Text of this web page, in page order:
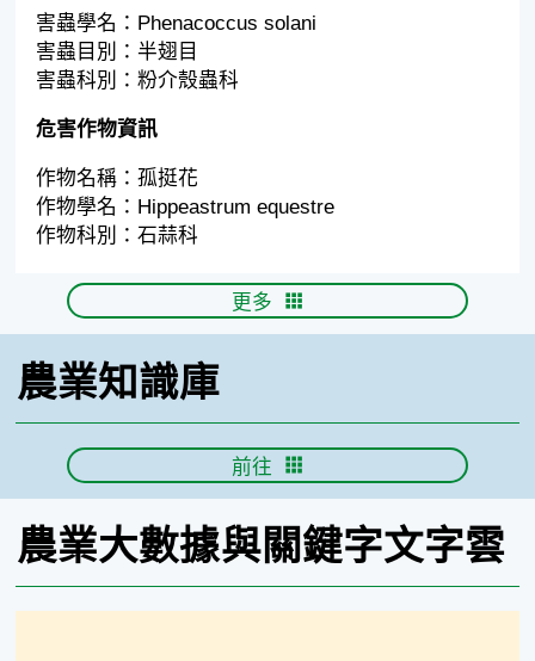
害蟲學名：Phenacoccus solani
害蟲目別：半翅目
害蟲科別：粉介殼蟲科
危害作物資訊
作物名稱：孤挺花
作物學名：Hippeastrum equestre
作物科別：石蒜科
更多
農業知識庫
前往
農業大數據與關鍵字文字雲